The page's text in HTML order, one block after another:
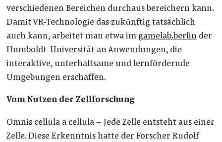
verschiedenen Bereichen durchaus bereichern kann.
Damit VR-Technologie das zukünftig tatsächlich
auch kann, arbeitet man etwa im gamelab.berlinder
Humboldt-Universität an Anwendungen, die
interaktive, unterhaltsame und lernfördernde
Umgebungen erschaffen.
Vom Nutzen der Zellforschung
Omnis cellula a cellula – Jede Zelle entsteht aus einer
Zelle. Diese Erkenntnis hatte der Forscher Rudolf